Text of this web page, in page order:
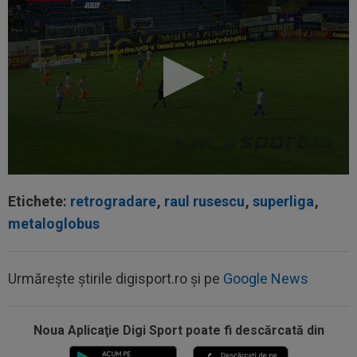
Etichete: retrogradare, raul rusescu, superliga,
metaloglobus
Urmărește știrile digisport.ro și pe Google News
Noua Aplicaţie Digi Sport poate fi descărcată din
Din Tulcea, 5.000 de oamenii au lăsat Europa